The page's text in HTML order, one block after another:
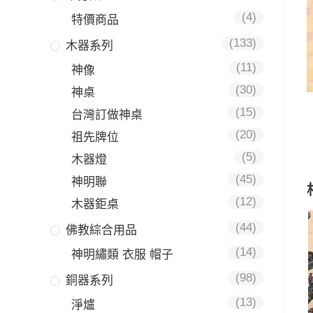
特價商品
(4)
木器系列 (133)
神像
(11)
神桌
(30)
台灣訂做神桌
(15)
祖先牌位
(20)
木器燈
(5)
神明聯
(45)
木器鉅桌
(12)
佛教綜合用品 (44)
神明繡類 衣服 帽子 (14)
銅器系列 (98)
淨爐 (13)